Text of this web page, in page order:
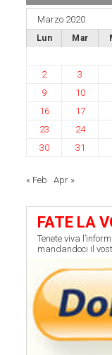
Marzo 2020
Lun Mar
2
3
9
10
16
17
23
24
30
31
« Feb Apr »
FATE LA
Tenete viva
mandandoci il